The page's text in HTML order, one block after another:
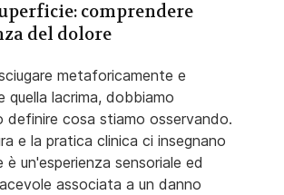
comprendere
del dolore
metaforicamente e
quella lacrima, dobbiamo
definire cosa stiamo osservando.
e la pratica clinica ci insegnano
è un'esperienza sensoriale ed
associata a un danno